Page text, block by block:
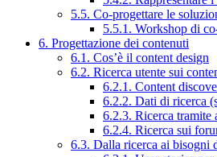
5.5. Co-progettare le
5.5.1. Workshop di
6. Progettazione dei contenuti
6.1. Cos’è il content design
6.2. Ricerca utente sui
6.2.1. Content
6.2.2. Dati di ricerca
6.2.3. Ricerca tramite
6.2.4. Ricerca sui
6.3. Dalla ricerca ai bisogni